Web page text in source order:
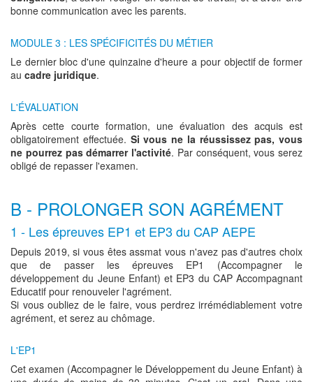
bonne communication avec les parents.
MODULE 3 : LES SPÉCIFICITÉS DU MÉTIER
Le dernier bloc d'une quinzaine d'heure a pour objectif de former
au cadre juridique.
L'ÉVALUATION
Après cette courte formation, une évaluation des acquis est
obligatoirement effectuée. Si vous ne la réussissez pas, vous
ne pourrez pas démarrer l'activité. Par conséquent, vous serez
obligé de repasser l'examen.
B - PROLONGER SON AGRÉMENT
1 - Les épreuves EP1 et EP3 du CAP AEPE
Depuis 2019, si vous êtes assmat vous n'avez pas d'autres choix
que de passer les épreuves EP1 (Accompagner le
développement du Jeune Enfant) et EP3 du CAP Accompagnant
Educatif pour renouveler l'agrément.
Si vous oubliez de le faire, vous perdrez irrémédiablement votre
agrément, et serez au chômage.
L'EP1
Cet examen (Accompagner le Développement du Jeune Enfant) à